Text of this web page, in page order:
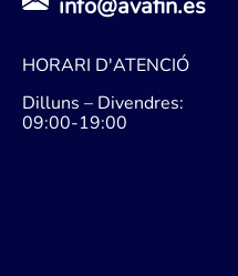
info@avafin.es
HORARI D'ATENCIÓ
Dilluns – Divendres:
09:00-19:00